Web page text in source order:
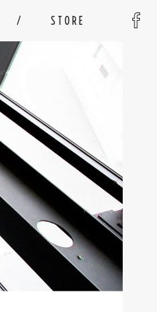
STORE